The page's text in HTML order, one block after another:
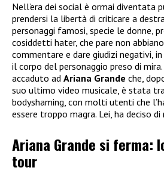
Nell’era dei social è ormai diventata
prendersi la libertà di criticare a
personaggi famosi, specie le donne,
cosiddetti hater, che pare non
commentare e dare giudizi negativi,
il corpo del personaggio preso di mira.
accaduto ad Ariana Grande che,
suo ultimo video musicale, è stata
bodyshaming, con molti utenti che
essere troppo magra. Lei, ha deciso di
Ariana Grande si ferma:
tour